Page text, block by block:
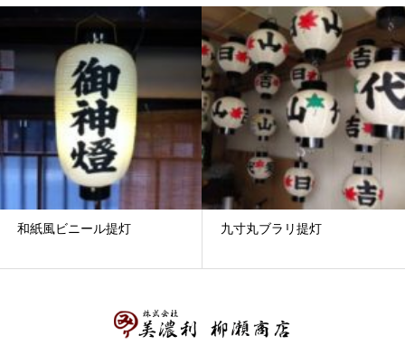
和紙風ビニール提灯 九寸丸ブラリ提灯